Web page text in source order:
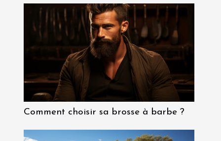
Comment choisir sa brosse à barbe ?